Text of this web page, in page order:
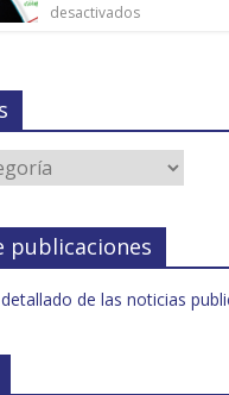
desactivados
publicaciones
de las noticias